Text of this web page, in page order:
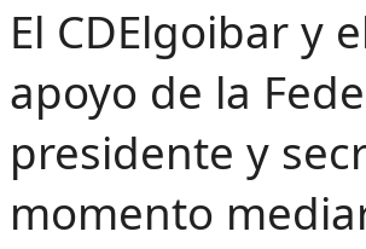
El CDElgoibar y
apoyo de la
presidente y
momento